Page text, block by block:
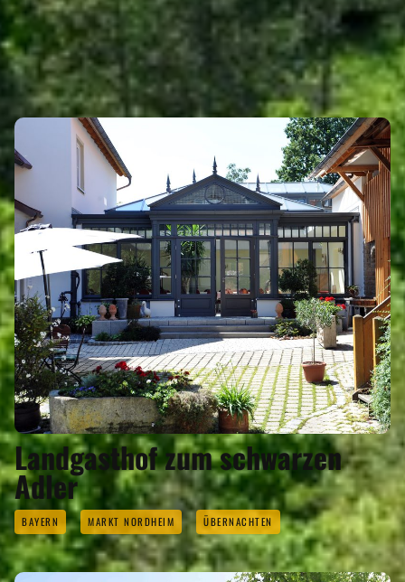
ÜBERNACHTEN
Eigenen Eintrag kostenlos erstellen >
Landgasthof zum schwarzen
Adler
BAYERN MARKT NORDHEIM ÜBERNACHTEN